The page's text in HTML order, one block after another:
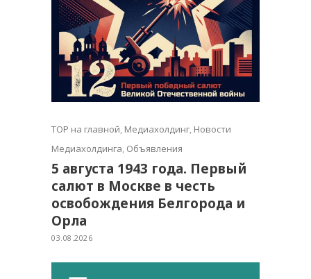
TOP на главной, Медиахолдинг, Новости
Медиахолдинга, Объявления
5 августа 1943 года. Первый
салют в Москве в честь
освобождения Белгорода и
Орла
03.08.2026